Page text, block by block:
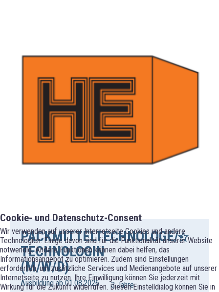
Cookie- und Datenschutz-Consent
Wir verwenden auf unserer Internetseite Cookies und andere
Technologien. Einige davon sind für die Funktionalität unserer Website
notwendig. Andere Funktionen können dabei helfen, das
Informationsangebot zu optimieren. Zudem sind Einstellungen
erforderlich, um zusätzliche Services und Medienangebote auf unserer
Internetseite zu nutzen. Ihre Einwilligung können Sie jederzeit mit
Wirkung für die Zukunft widerrufen. Diesen Einstelldialog können Sie in
PACKMITTELTECHNOLOGE/-
TECHNOLOGIN
(M/W/D)
Ausbildung ab 01.08.2026 3 Jahre